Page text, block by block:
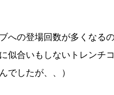
への登場回数が多くなる
似合いもしないトレンチ
でしたが、、）